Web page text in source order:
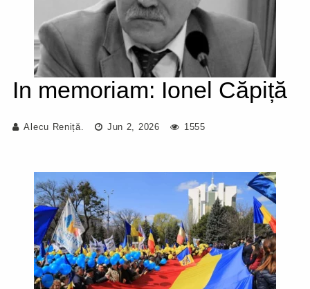
In memoriam: Ionel Căpiță
Alecu Reniță. Jun 2, 2026 1555